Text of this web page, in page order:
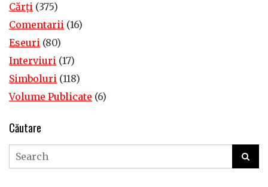
Cărţi (375)
Comentarii (16)
Eseuri (80)
Interviuri (17)
Simboluri (118)
Volume Publicate (6)
Căutare